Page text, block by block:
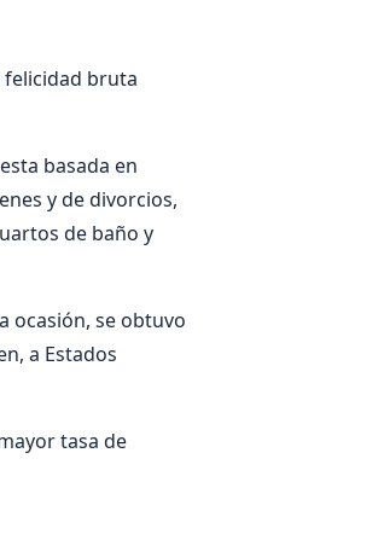
bruta
basada en
y de divorcios,
de baño y
ocasión, se obtuvo
a Estados
tasa de